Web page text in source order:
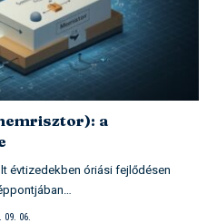
a
évtizedekben óriási fejlődésen
09. 06.